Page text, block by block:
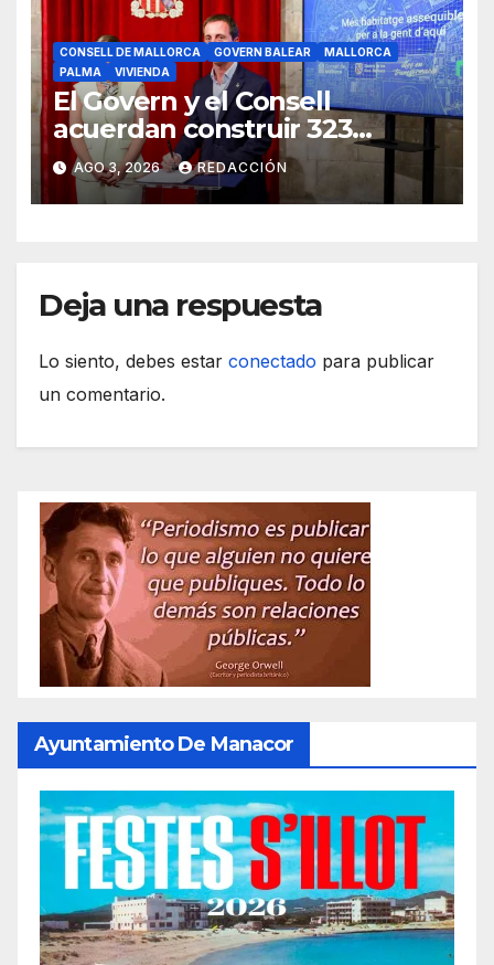
CONSELL DE MALLORCA GOVERN BALEAR
MALLORCA
PALMA
VIVIENDA
El Govern y el Consell
acuerdan construir 323
viviendas públicas en Palma
AGO 3, 2026 REDACCIÓN
Deja una respuesta
Lo siento, debes estar conectado para publicar
un comentario.
Ayuntamiento De Manacor